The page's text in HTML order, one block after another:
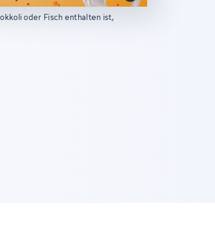
oder Fisch enthalten ist,